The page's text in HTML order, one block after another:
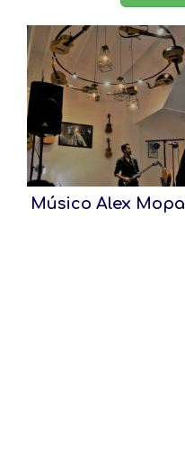
Músico Alex Mopa